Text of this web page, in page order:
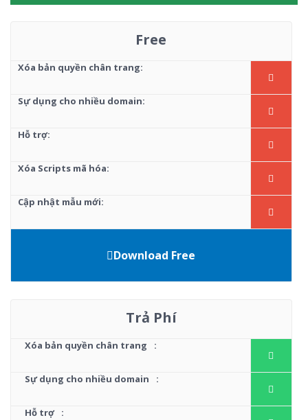
Free
Xóa bản quyền chân trang:
Sự dụng cho nhiều domain:
Hỗ trợ:
Xóa Scripts mã hóa:
Cập nhật mẫu mới:
Download Free
Trả Phí
Xóa bản quyền chân trang :
Sự dụng cho nhiều domain :
Hỗ trợ :